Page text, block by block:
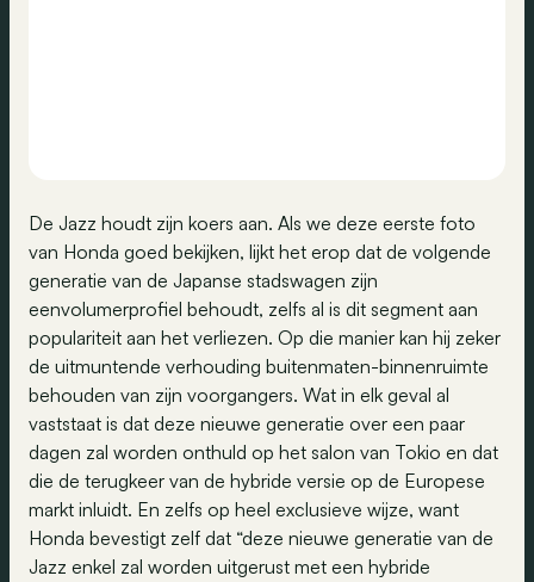
De Jazz houdt zijn koers aan. Als we deze eerste foto
van Honda goed bekijken, lijkt het erop dat de volgende
generatie van de Japanse stadswagen zijn
eenvolumerprofiel behoudt, zelfs al is dit segment aan
populariteit aan het verliezen. Op die manier kan hij zeker
de uitmuntende verhouding buitenmaten-binnenruimte
behouden van zijn voorgangers. Wat in elk geval al
vaststaat is dat deze nieuwe generatie over een paar
dagen zal worden onthuld op het salon van Tokio en dat
die de terugkeer van de hybride versie op de Europese
markt inluidt. En zelfs op heel exclusieve wijze, want
Honda bevestigt zelf dat “deze nieuwe generatie van de
Jazz enkel zal worden uitgerust met een hybride